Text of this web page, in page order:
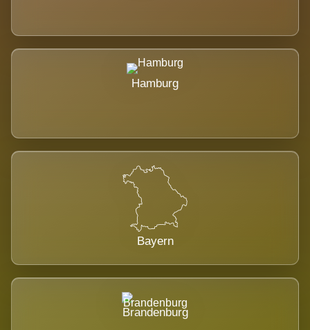
Hamburg
Bayern
Brandenburg